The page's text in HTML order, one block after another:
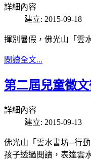
詳細內容
建立: 2015-09-18
揮別暑假，佛光山「雲
閱讀全文...
第二屆兒童徵
詳細內容
建立: 2015-09-13
佛光山「雲水書坊─行
孩子透過閱讀，表達雲